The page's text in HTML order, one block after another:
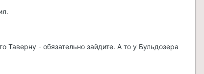
Таверну - обязательно зайдите. А то у Бульдозера